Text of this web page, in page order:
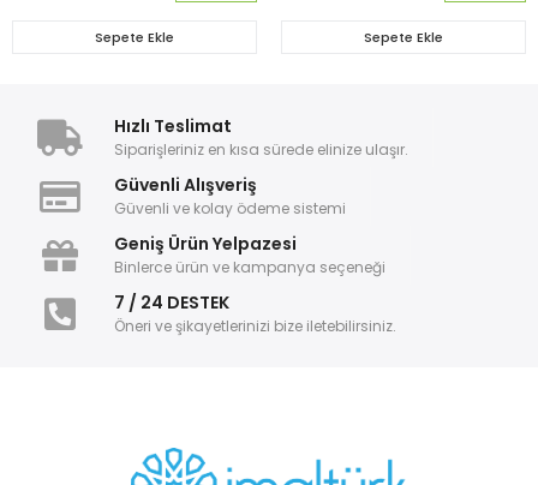
Sepete Ekle Sepete Ekle
Hızlı Teslimat
Siparişleriniz en kısa sürede elinize ulaşır.
Güvenli Alışveriş
Güvenli ve kolay ödeme sistemi
Geniş Ürün Yelpazesi
Binlerce ürün ve kampanya seçeneği
7 / 24 DESTEK
Öneri ve şikayetlerinizi bize iletebilirsiniz.